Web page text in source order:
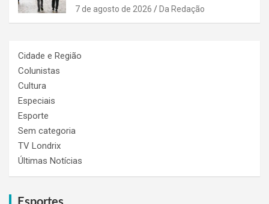
7 de agosto de 2026 Da Redação
Cidade e Região
Colunistas
Cultura
Especiais
Esporte
Sem categoria
TV Londrix
Últimas Notícias